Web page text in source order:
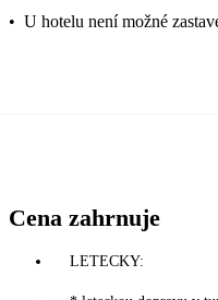
• U hotelu není možné
Cena zahrnuje
LETECKY: